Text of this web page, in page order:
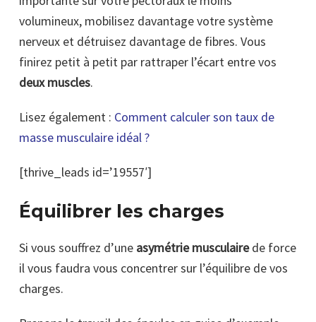
volumineux, mobilisez davantage votre système
nerveux et détruisez davantage de fibres. Vous
finirez petit à petit par rattraper l’écart entre vos
deux muscles.
Lisez également : Comment calculer son taux de
masse musculaire idéal ?
[thrive_leads id=’19557′]
Équilibrer les charges
Si vous souffrez d’une asymétrie musculairede force
il vous faudra vous concentrer sur l’équilibre de vos
charges.